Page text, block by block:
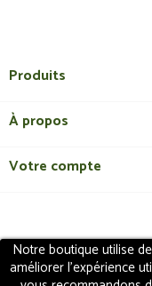
Notre boutique utilise
améliorer l'expérience
Produits
À propos
Votre compte
Copyright 2018 -
réservés | Création